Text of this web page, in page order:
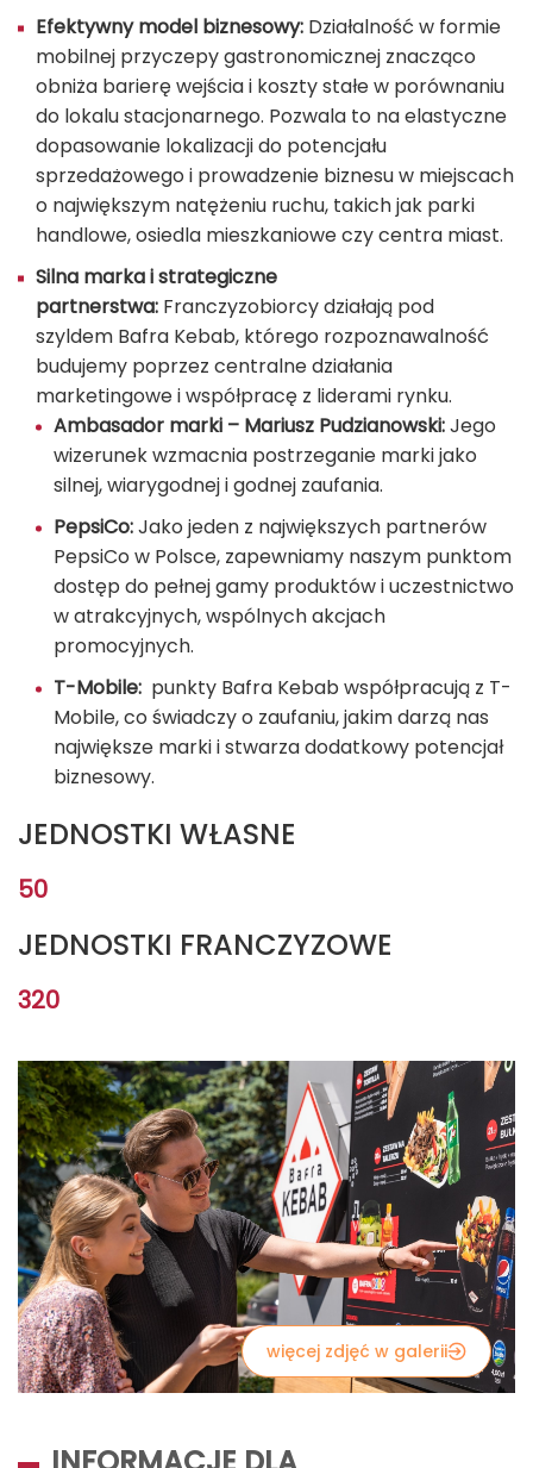
Efektywny model biznesowy: Działalność w formie
mobilnej przyczepy gastronomicznej znacząco
obniża barierę wejścia i koszty stałe w porównaniu
do lokalu stacjonarnego. Pozwala to na elastyczne
dopasowanie lokalizacji do potencjału
sprzedażowego i prowadzenie biznesu w miejscach
o największym natężeniu ruchu, takich jak parki
handlowe, osiedla mieszkaniowe czy centra miast.
Silna marka i strategiczne
partnerstwa: Franczyzobiorcy działają pod
szyldem Bafra Kebab, którego rozpoznawalność
budujemy poprzez centralne działania
marketingowe i współpracę z liderami rynku.
Ambasador marki – Mariusz Pudzianowski:Jego
wizerunek wzmacnia postrzeganie marki jako
silnej, wiarygodnej i godnej zaufania.
PepsiCo:Jako jeden z największych partnerów
PepsiCo w Polsce, zapewniamy naszym punktom
dostęp do pełnej gamy produktów i uczestnictwo
w atrakcyjnych, wspólnych akcjach
promocyjnych.
T-Mobile: punkty Bafra Kebab współpracują z T-
Mobile, co świadczy o zaufaniu, jakim darzą nas
największe marki i stwarza dodatkowy potencjał
biznesowy.
JEDNOSTKI WŁASNE
50
JEDNOSTKI FRANCZYZOWE
320
więcej zdjęć w galerii